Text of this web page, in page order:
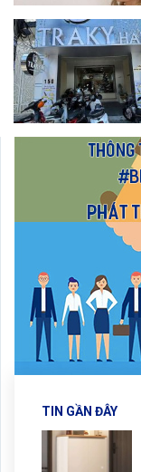
TIN GẦN ĐÂY